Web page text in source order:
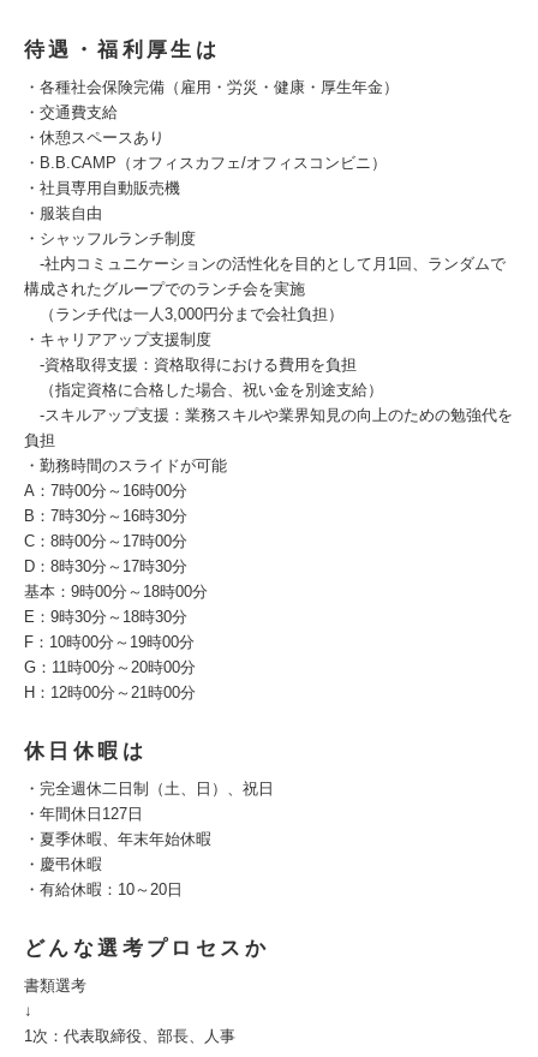
待遇・福利厚生は
・各種社会保険完備（雇用・労災・健康・厚生年金）
・交通費支給
・休憩スペースあり
・B.B.CAMP（オフィスカフェ/オフィスコンビニ）
・社員専用自動販売機
・服装自由
・シャッフルランチ制度
-社内コミュニケーションの活性化を目的として月1回、ランダムで
構成されたグループでのランチ会を実施
（ランチ代は一人3,000円分まで会社負担）
・キャリアアップ支援制度
-資格取得支援：資格取得における費用を負担
（指定資格に合格した場合、祝い金を別途支給）
-スキルアップ支援：業務スキルや業界知見の向上のための勉強代を
負担
・勤務時間のスライドが可能
A：7時00分～16時00分
B：7時30分～16時30分
C：8時00分～17時00分
D：8時30分～17時30分
基本：9時00分～18時00分
E：9時30分～18時30分
F：10時00分～19時00分
G：11時00分～20時00分
H：12時00分～21時00分
休日休暇は
・完全週休二日制（土、日）、祝日
・年間休日127日
・夏季休暇、年末年始休暇
・慶弔休暇
・有給休暇：10～20日
どんな選考プロセスか
書類選考
↓
1次：代表取締役、部長、人事